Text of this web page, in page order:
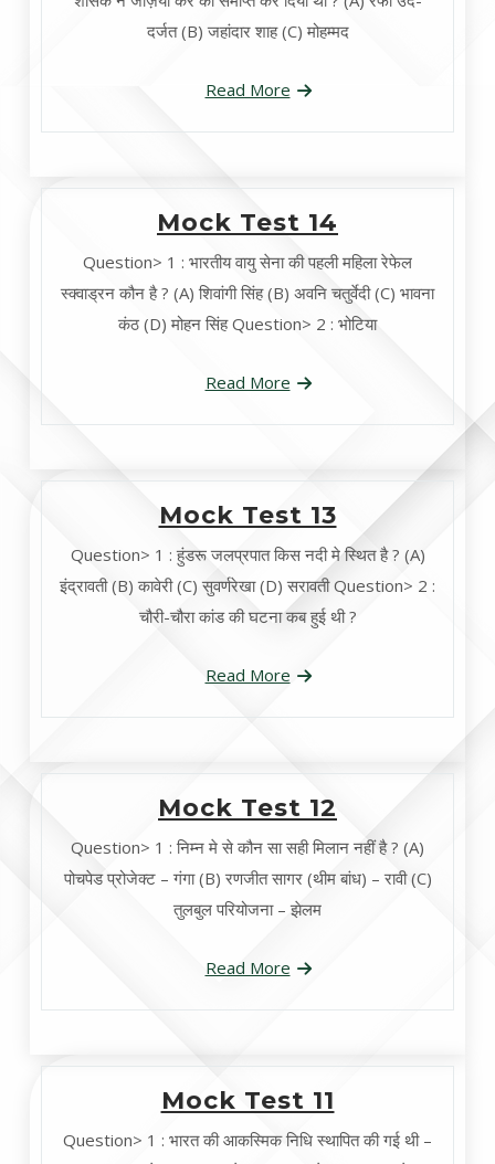
दर्जत (B) जहांदार शाह (C) मोहम्मद
Read More
Mock Test 14
Question> 1 : भारतीय वायु सेना की पहली महिला रेफेल
स्क्वाड्रन कौन है ? (A) शिवांगी सिंह (B) अवनि चतुर्वेदी (C) भावना
कंठ (D) मोहन सिंह Question> 2 : भोटिया
Read More
Mock Test 13
Question> 1 : हुंडरू जलप्रपात किस नदी मे स्थित है ? (A)
इंद्रावती (B) कावेरी (C) सुवर्णरेखा (D) सरावती Question> 2 :
चौरी-चौरा कांड की घटना कब हुई थी ?
Read More
Mock Test 12
Question> 1 : निम्न मे से कौन सा सही मिलान नहीं है ? (A)
पोचपेड प्रोजेक्ट – गंगा (B) रणजीत सागर (थीम बांध) – रावी (C)
तुलबुल परियोजना – झेलम
Read More
Mock Test 11
Question> 1 : भारत की आकस्मिक निधि स्थापित की गई थी –